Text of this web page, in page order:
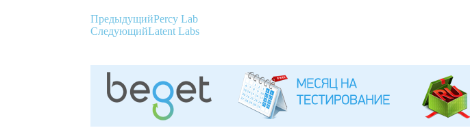
ПредыдущийPercy Lab
СледующийLatent Labs